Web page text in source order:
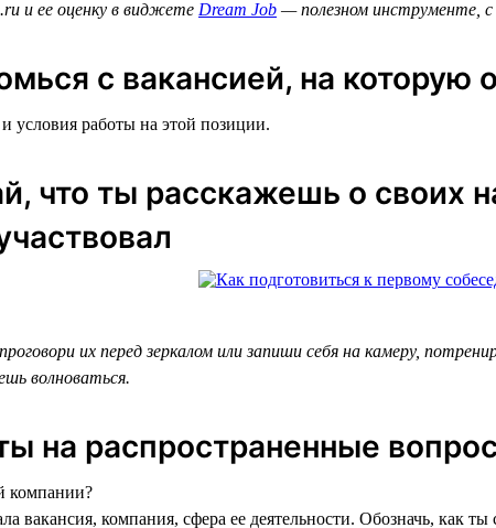
и ее оценку в виджете Dream Job — полезном инструменте,
с вакансией, на которую
условия работы на этой позиции.
что ты расскажешь о своих
их перед зеркалом или запиши себя на камеру,
волноваться.
на распространенные
компании?
вакансия, компания, сфера ее деятельности. Обозначь, как